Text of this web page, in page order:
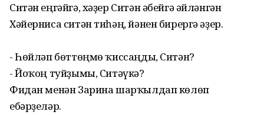
Ситән еңгәйгә, хәҙер Ситән әбейгә әйләнгән
Хәйерниса ситән тиһәң, йәнен бирергә әҙер.
- Һөйләп бөттөңмө ҡиссаңды, Ситән?
- Йоҡоң туйҙымы, Ситәүкә?
Фидан менән Зарина шарҡылдап көлөп
ебәрҙеләр.